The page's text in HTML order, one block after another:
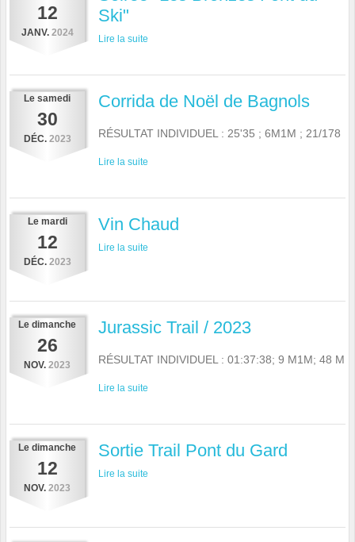
12
JANV. 2024
Ski"
Lire la suite
Le samedi
30
DÉC. 2023
Corrida de Noël de Bagnols
RÉSULTAT INDIVIDUEL : 25'35 ; 6M1M ; 21/178
Lire la suite
Le mardi
12
DÉC. 2023
Vin Chaud
Lire la suite
Le dimanche
26
NOV. 2023
Jurassic Trail / 2023
RÉSULTAT INDIVIDUEL : 01:37:38; 9 M1M; 48 M
Lire la suite
Le dimanche
12
NOV. 2023
Sortie Trail Pont du Gard
Lire la suite